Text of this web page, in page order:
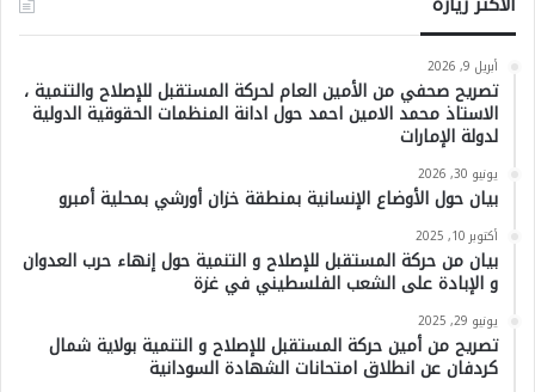
أبريل 9, 2026
تصريح صحفي من الأمين العام لحركة المستقبل للإصلاح والتنمية ،
الاستاذ محمد الامين احمد حول ادانة المنظمات الحقوقية الدولية
لدولة الإمارات
يونيو 30, 2026
بيان حول الأوضاع الإنسانية بمنطقة خزان أورشي بمحلية أمبرو
أكتوبر 10, 2025
بيان من حركة المستقبل للإصلاح و التنمية حول إنهاء حرب العدوان
و الإبادة على الشعب الفلسطيني في غزة
يونيو 29, 2025
تصريح من أمين حركة المستقبل للإصلاح و التنمية بولاية شمال
كردفان عن انطلاق امتحانات الشهادة السودانية